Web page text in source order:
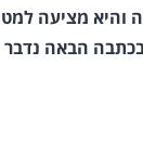
והיא מציעה
הבאה נדבר